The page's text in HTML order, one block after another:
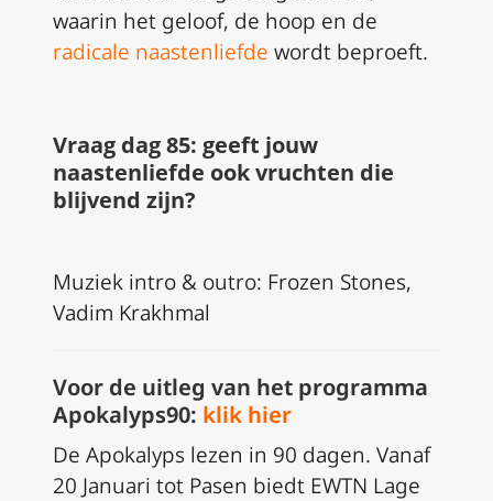
waarin het geloof, de hoop en de
radicale naastenliefde wordt beproeft.
Vraag dag 85: geeft jouw
naastenliefde ook vruchten die
blijvend zijn?
Muziek intro & outro: Frozen Stones,
Vadim Krakhmal
Voor de uitleg van het programma
Apokalyps90: klik hier
De Apokalyps lezen in 90 dagen. Vanaf
20 Januari tot Pasen biedt EWTN Lage